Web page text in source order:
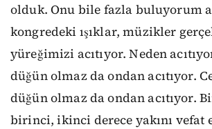
olduk. Onu bile fazla buluyorum
kongredeki ışıklar, müzikler
yüreğimizi acıtıyor. Neden
düğün olmaz da ondan acıtıyor.
düğün olmaz da ondan acıtıyor.
birinci, ikinci derece yakını vefat